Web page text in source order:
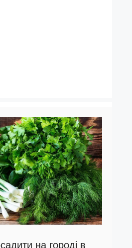
на городі в